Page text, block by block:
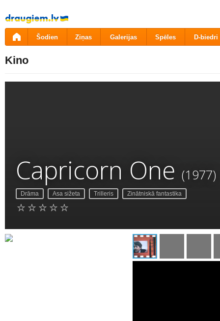
Pāriet
uz
saturu
Šodien Ziņas Galerijas Spēles D-biedri
Kino
Capricorn One (1977)
Drāma Asa sižeta Trilleris Zinātniskā fantastika